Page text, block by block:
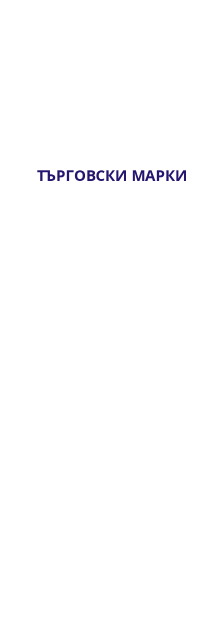
ТЪРГОВСКИ МАРКИ